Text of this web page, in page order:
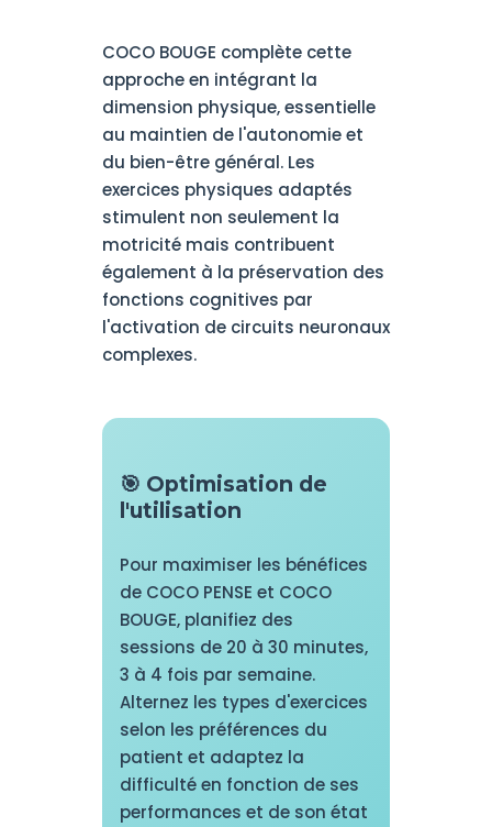
COCO BOUGE complète cette
approche en intégrant la
dimension physique, essentielle
au maintien de l'autonomie et
du bien-être général. Les
exercices physiques adaptés
stimulent non seulement la
motricité mais contribuent
également à la préservation des
fonctions cognitives par
l'activation de circuits neuronaux
complexes.
🎯 Optimisation de
l'utilisation
Pour maximiser les bénéfices
de COCO PENSE et COCO
BOUGE, planifiez des
sessions de 20 à 30 minutes,
3 à 4 fois par semaine.
Alternez les types d'exercices
selon les préférences du
patient et adaptez la
difficulté en fonction de ses
performances et de son état